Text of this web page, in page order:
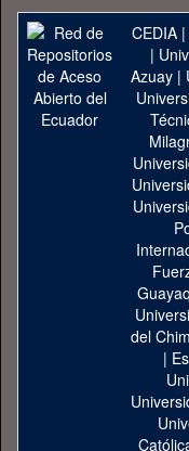
CEDIA|
|
Azuay|
del
|